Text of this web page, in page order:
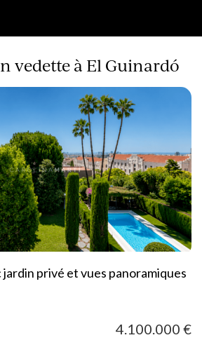
vedette à El Guinardó
jardin privé et vues panoramiques
4.100.000 €